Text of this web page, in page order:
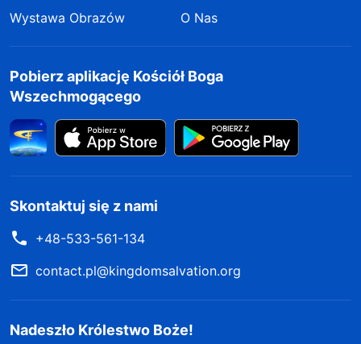
Wystawa Obrazów
O Nas
Pobierz aplikację Kościół Boga
Wszechmogącego
Skontaktuj się z nami
+48-533-561-134
contact.pl@kingdomsalvation.org
Nadeszło Królestwo Boże!